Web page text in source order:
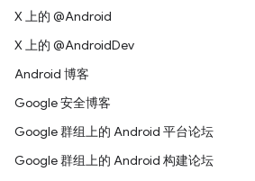
X 上的 @Android
X 上的 @AndroidDev
Android 博客
Google 安全博客
Google 群组上的 Android 平台论坛
Google 群组上的 Android 构建论坛